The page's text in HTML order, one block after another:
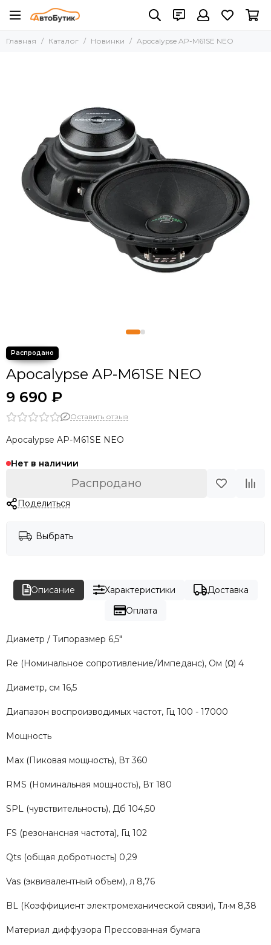
Главная Каталог Новинки Apocalypse AP-M61SE NEO
Apocalypse AP-M61SE NEO
9 690 ₽
Оставить отзыв
Apocalypse AP-M61SE NEO
Нет в наличии
Распродано
Поделиться
Выбрать
Описание Характеристики
Доставка
Оплата
Диаметр / Типоразмер 6,5"
Re (Номинальное сопротивление/Импеданс), Ом (Ω) 4
Диаметр, см 16,5
Диапазон воспроизводимых частот, Гц 100 - 17000
Мощность
Max (Пиковая мощность), Вт 360
RMS (Номинальная мощность), Вт 180
SPL (чувствительность), Дб 104,50
FS (резонансная частота), Гц 102
Qts (общая добротность) 0,29
Vas (эквивалентный объем), л 8,76
BL (Коэффициент электромеханической связи), Тл·м 8,38
Материал диффузора Прессованная бумага